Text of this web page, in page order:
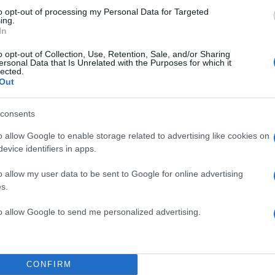
opt-out of processing my Personal Data for Targeted
opt-out of Collection, Use, Retention, Sale, and/or Sharing
Data that Is Unrelated with the Purposes for which it
allow Google to enable storage related to advertising like cookies on
identifiers in apps.
allow my user data to be sent to Google for online advertising
allow Google to send me personalized advertising.
CONFIRM
ΕΡΓΑΖΟΜΕΝΟΙ ΚΑΘΑΡΙΟΤΗΤΑ
Share:
το Νewsit.gr στο
όλη την ειδησεογραφία και τατελευταία νέατης
- Η
Χαλκιά: Με την
την
198 Μητσοτάκης
διασύνδεση
εμπιστοσύνης»
Canadair 515:
αεροσκάφους